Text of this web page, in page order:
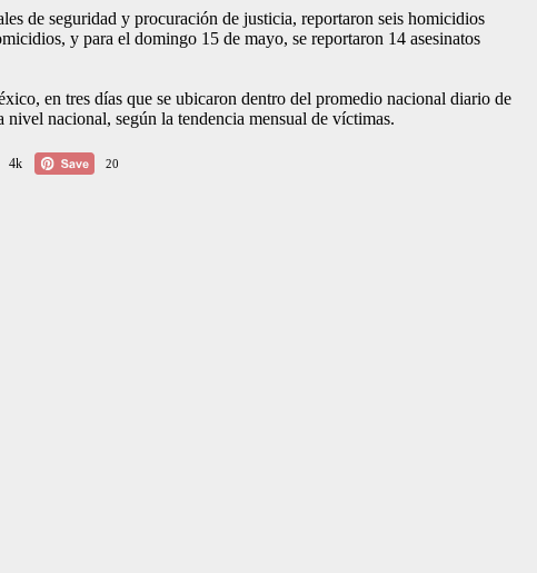
de seguridad y procuración de justicia, reportaron seis homicidios
y para el domingo 15 de mayo, se reportaron 14 asesinatos
en tres días que se ubicaron dentro del promedio nacional diario de
nacional, según la tendencia mensual de víctimas.
4k 20